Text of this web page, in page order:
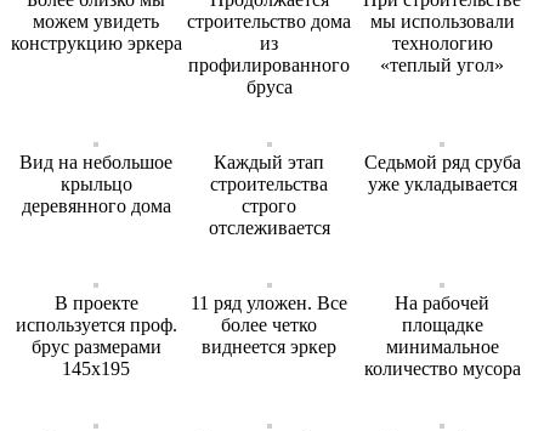
можем увидеть
конструкцию эркера
строительство дома
из
профилированного
бруса
мы использовали
технологию
«теплый угол»
Вид на небольшое
крыльцо
деревянного дома
Каждый этап
строительства
строго
отслеживается
Седьмой ряд сруба
уже укладывается
В проекте
используется проф.
брус размерами
145х195
11 ряд уложен. Все
более четко
виднеется эркер
На рабочей
площадке
минимальное
количество мусора